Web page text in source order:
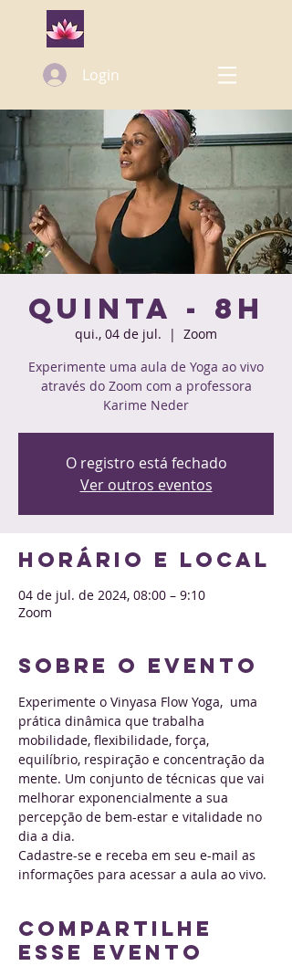
Login
Quinta - 8h
qui., 04 de jul.
  |
Zoom
Experimente uma aula de Yoga ao vivo
através do Zoom com a professora
Karime Neder
O registro está fechado
Ver outros eventos
Horário e local
04 de jul. de 2024, 08:00 – 9:10
Zoom
Sobre o evento
Experimente o Vinyasa Flow Yoga,  uma
prática dinâmica que trabalha
mobilidade, flexibilidade, força,
equilíbrio, respiração e concentração da
mente. Um conjunto de técnicas que vai
melhorar exponencialmente a sua
percepção de bem-estar e vitalidade no
dia a dia.
Cadastre-se e receba em seu e-mail as
informações para acessar a aula ao vivo.
Compartilhe
esse evento